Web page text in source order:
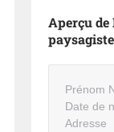
Aperçu de
Prénom
Date de
Adresse